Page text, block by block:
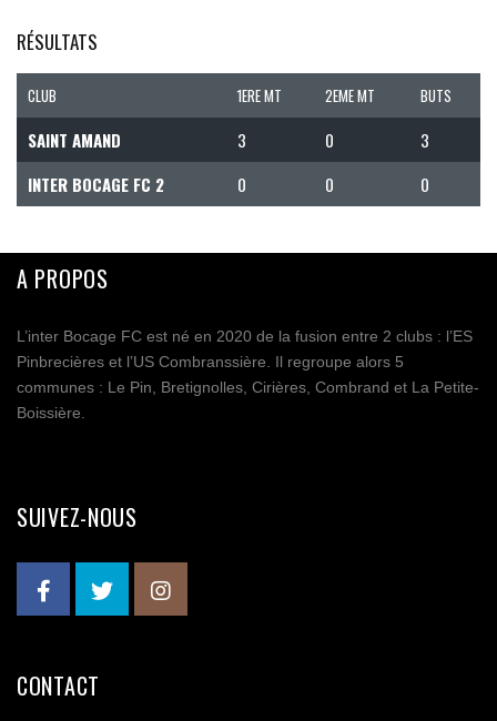
RÉSULTATS
CLUB 1ERE MT 2EME MT BUTS
SAINT AMAND 3 0
3
INTER BOCAGE FC 2
0 0 0
A PROPOS
L’inter Bocage FC est né en 2020 de la fusion entre 2 clubs : l’ES
Pinbrecières et l’US Combranssière. Il regroupe alors 5
communes : Le Pin, Bretignolles, Cirières, Combrand et La Petite-
Boissière.
SUIVEZ-NOUS
CONTACT